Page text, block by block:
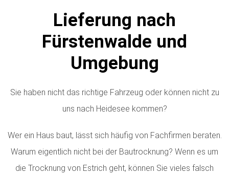
Lieferung nach
Fürstenwalde und
Umgebung
Sie haben nicht das richtige Fahrzeug oder können nicht zu
uns nach Heidesee kommen?
Wer ein Haus baut, lässt sich häufig von Fachfirmen beraten.
Warum eigentlich nicht bei der Bautrocknung? Wenn es um
die Trocknung von Estrich geht, können Sie vieles falsch